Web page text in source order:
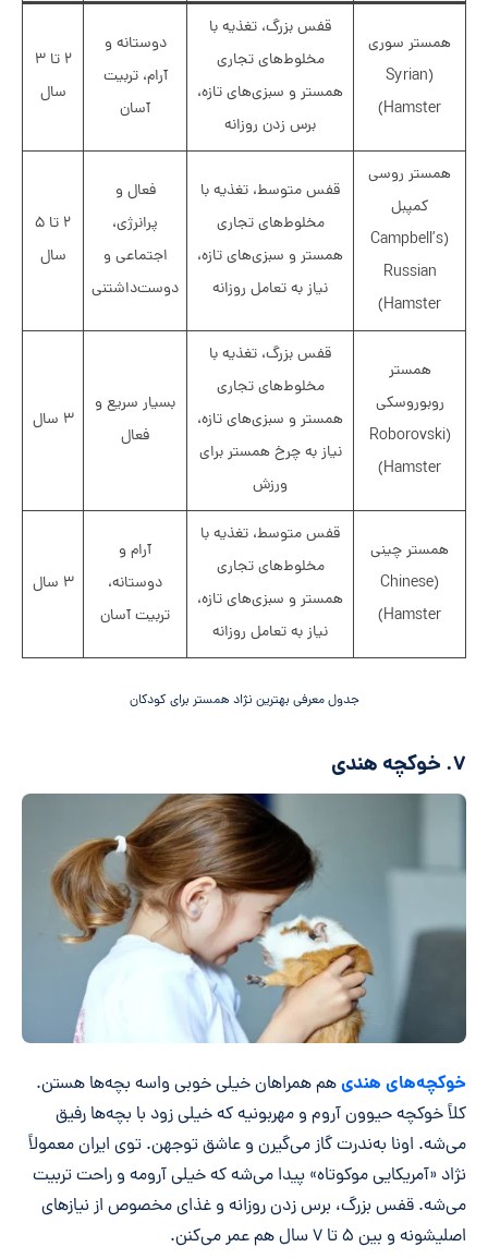
همستر سوری
(Syrian
Hamster)
قفس بزرگ، تغذیه با
مخلوط‌های تجاری
همستر و سبزی‌های تازه،
برس زدن روزانه
دوستانه و
آرام، تربیت
آسان
۲ تا ۳
سال
همستر روسی
کمپبل
(Campbell’s
Russian
Hamster)
قفس متوسط، تغذیه با
مخلوط‌های تجاری
همستر و سبزی‌های تازه،
نیاز به تعامل روزانه
فعال و
پرانرژی،
اجتماعی و
دوست‌داشتنی
۲ تا ۵
سال
همستر
روبوروسکی
(Roborovski
Hamster)
قفس بزرگ، تغذیه با
مخلوط‌های تجاری
همستر و سبزی‌های تازه،
نیاز به چرخ همستر برای
ورزش
بسیار سریع و
فعال
۳ سال
همستر چینی
(Chinese
Hamster)
قفس متوسط، تغذیه با
مخلوط‌های تجاری
همستر و سبزی‌های تازه،
نیاز به تعامل روزانه
آرام و
دوستانه،
تربیت آسان
۳ سال
جدول معرفی بهترین نژاد همستر برای کودکان
۷. خوکچه هندی
خوکچه‌های هندیهم همراهان خیلی خوبی واسه بچه‌ها هستن.
کلاً خوکچه حیوون آروم و مهربونیه که خیلی زود با بچه‌ها رفیق
می‌شه. اونا به‌ندرت گاز می‌گیرن و عاشق توجهن. توی ایران معمولاً
نژاد «آمریکایی موکوتاه» پیدا می‌شه که خیلی آرومه و راحت تربیت
می‌شه. قفس بزرگ، برس زدن روزانه و غذای مخصوص از نیازهای
اصلیشونه و بین ۵ تا ۷ سال هم عمر می‌کنن.